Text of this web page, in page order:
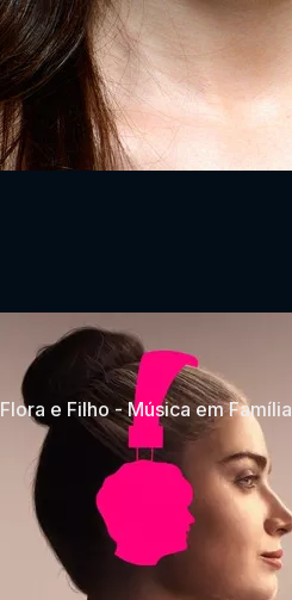
Flora e Filho - Música em Família